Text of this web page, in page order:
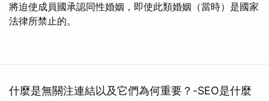
將迫使成員國承認同性婚姻，即使此類婚姻（當時）是國家
法律所禁止的。
什麼是無關注連結以及它們為何重要？-SEO是什麼